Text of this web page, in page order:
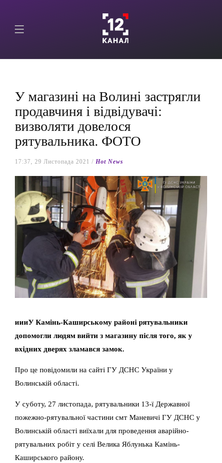
У магазині на Волині застрягли
продавчиня і відвідувачі:
визволяти довелося
рятувальника. ФОТО
17:37, 29 Листопада 2021 / Hot News
иииУ Камінь-Каширському районі рятувальники
допомогли людям вийти з магазину після того, як у
вхідних дверях зламався замок.
Про це повідомили на сайті ГУ ДСНС України у
Волинській області.
У суботу, 27 листопада, рятувальники 13-ї Державної
пожежно-рятувальної частини смт Маневичі ГУ ДСНС у
Волинській області виїхали для проведення аварійно-
рятувальних робіт у селі Велика Яблунька Камінь-
Каширського району.